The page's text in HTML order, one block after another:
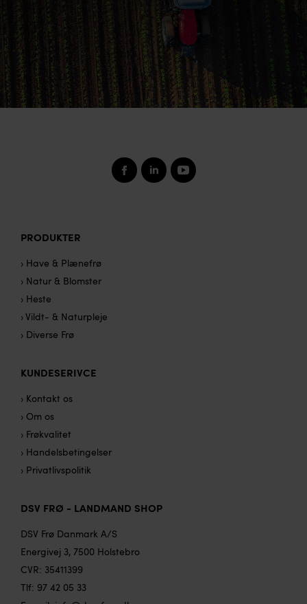
PRODUKTER
› Have & Plænefrø
› Natur & Blomster
› Heste
› Vildt- & Naturpleje
› Diverse Frø
KUNDESERIVCE
› Kontakt os
› Om os
› Frøkvalitet
› Handelsbetingelser
› Privatlivspolitik
DSV FRØ - LANDMAND SHOP
DSV Frø Danmark A/S
Energivej 3, 7500 Holstebro
CVR: 35411399
Tlf: 97 42 05 33